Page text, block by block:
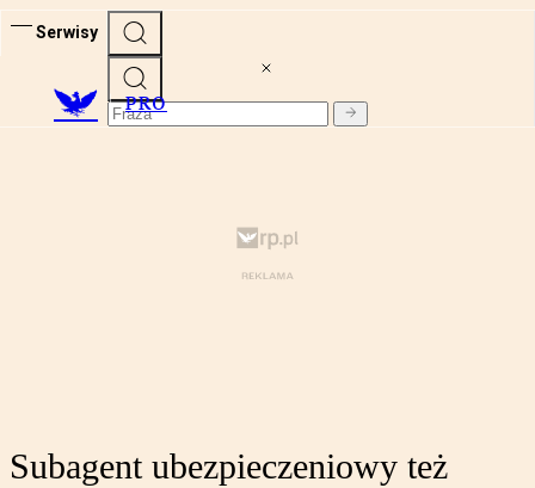
Serwisy
PRO
Subagent ubezpieczeniowy też